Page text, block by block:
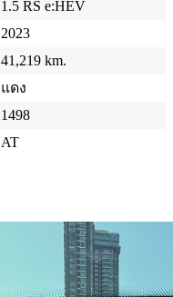
1.5 RS e:HEV
2023
41,219 km.
แดง
1498
AT